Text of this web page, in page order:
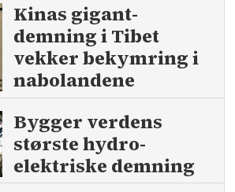
Kinas gigant­
demning i Tibet
vekker bekymring i
nabo­landene
Bygger verdens
største hydro­
elektriske demning